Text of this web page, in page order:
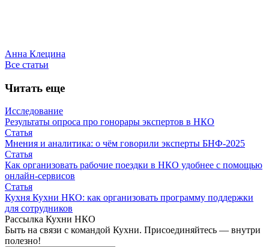
Анна Клецина
Все статьи
Читать еще
Исследование
Результаты опроса про гонорары экспертов в НКО
Статья
Мнения и аналитика: о чём говорили эксперты БНФ-2025
Статья
Как организовать рабочие поездки в НКО удобнее с помощью
онлайн-сервисов
Статья
Кухня Кухни НКО: как организовать программу поддержки
для сотрудников
Рассылка Кухни НКО
Быть на связи с командой Кухни. Присоединяйтесь — внутри
полезно!